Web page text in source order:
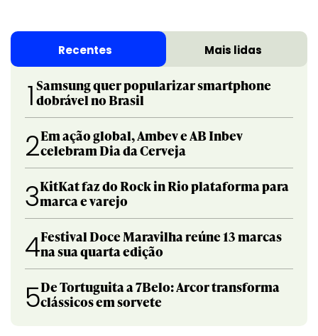
Recentes Mais lidas
1 Samsung quer popularizar smartphone
dobrável no Brasil
2Em ação global, Ambev e AB Inbev
celebram Dia da Cerveja
3KitKat faz do Rock in Rio plataforma para
marca e varejo
4Festival Doce Maravilha reúne 13 marcas
na sua quarta edição
5De Tortuguita a 7Belo: Arcor transforma
clássicos em sorvete